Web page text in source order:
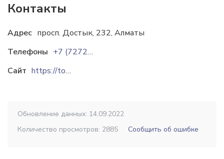
Контакты
Адрес просп. Достык, 232, Алматы
Телефоны
+7 (7272) 58-80-53
Сайт
https://toyotaastana.kz
Обновление данных: 14.09.2022
Количество просмотров: 2885
Сообщить об ошибке